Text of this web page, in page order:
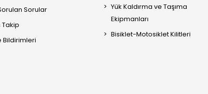
Sorular
Takip
Bildirimleri
Yük Kaldırma ve Taşıma
Ekipmanları
Bisiklet-Motosiklet Kilitleri